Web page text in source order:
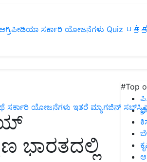
ಸರ್ಕಾರಿ ಯೋಜನೆಗಳು Quiz
ಸರ್ಕಾರಿ ಯೋಜನೆಗಳು ಇತರೆ ಮ್ಯಾಗಜಿನ್‌
ಭಾರತದಲ್ಲಿ
#Top